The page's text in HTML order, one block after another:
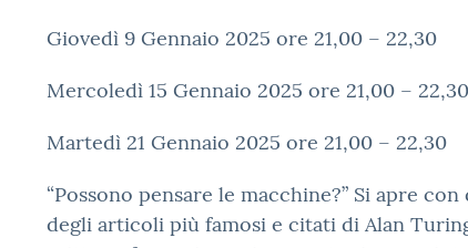
Giovedì 9 Gennaio 2025 ore 21,00 – 22,30
Mercoledì 15 Gennaio 2025 ore 21,00 – 22,30
Martedì 21 Gennaio 2025 ore 21,00 – 22,30
“Possono pensare le macchine?” Si apre
degli articoli più famosi e citati di Alan